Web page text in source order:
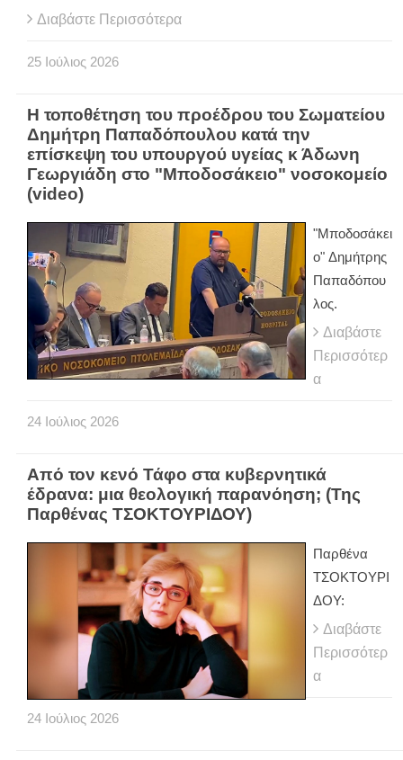
Διαβάστε Περισσότερα
25 Ιούλιος 2026
Η τοποθέτηση του προέδρου του Σωματείου
Δημήτρη Παπαδόπουλου κατά την
επίσκεψη του υπουργού υγείας κ Άδωνη
Γεωργιάδη στο "Μποδοσάκειο" νοσοκομείο
(video)
"Μποδοσάκει
ο" Δημήτρης
Παπαδόπου
λος.
Διαβάστε
Περισσότερ
α
24 Ιούλιος 2026
Από τον κενό Τάφο στα κυβερνητικά
έδρανα: μια θεολογική παρανόηση; (Της
Παρθένας ΤΣΟΚΤΟΥΡΙΔΟΥ)
Παρθένα
ΤΣΟΚΤΟΥΡΙ
ΔΟΥ:
Διαβάστε
Περισσότερ
α
24 Ιούλιος 2026